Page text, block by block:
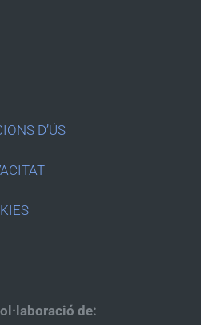
D’ÚS
de: